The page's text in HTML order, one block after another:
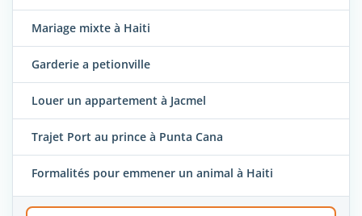
Mariage mixte à Haiti
Garderie a petionville
Louer un appartement à Jacmel
Trajet Port au prince à Punta Cana
Formalités pour emmener un animal à Haiti